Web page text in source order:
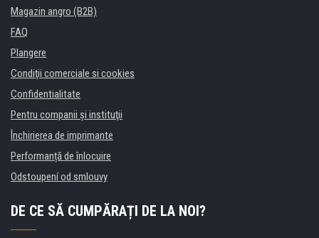
Magazin angro (B2B)
FAQ
Plangere
Condiţii comerciale si cookies
Confidentialitate
Pentru companii și instituţii
Închirierea de imprimante
Performanță de înlocuire
Odstoupení od smlouvy
DE CE SĂ CUMPĂRAȚI DE LA NOI?